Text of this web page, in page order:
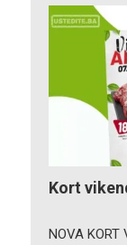
Kort
NOVA KORT